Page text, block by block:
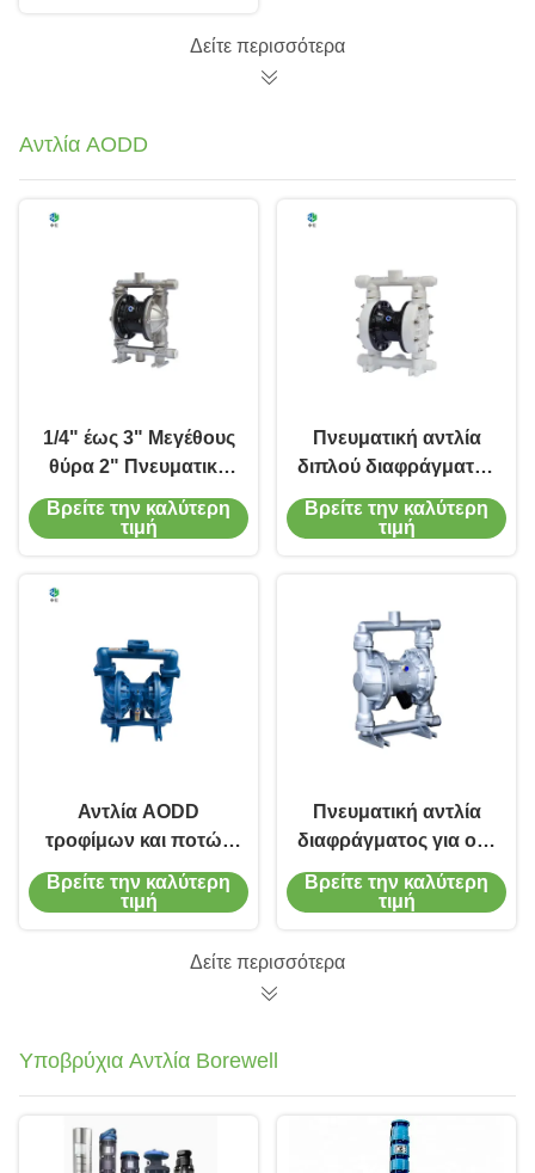
κίνηση αντλία σεΔείτε περισσότερα
Αντλία AODD
1/4" έως 3" Μεγέθους
θύρα 2" Πνευματική
διπλή αντλία
διαφράγματος με
Βρείτε την καλύτερη
τιμή
Πνευματική αντλία
διπλού διαφράγματος
υψηλής απόδοσης
ταχύτητας με PVDF
Βρείτε την καλύτερη
τιμή
Αντλία AODD
τροφίμων και ποτών
με ρυθμό ροής από
0,1 έως 400 GPM και
Βρείτε την καλύτερη
τιμή
Πνευματική αντλία
διαφράγματος για οξύ
αιθανόλη, υλικό
διπλού διαφράγματος
Βρείτε την καλύτερη
τιμή
Δείτε περισσότερα
Υποβρύχια Αντλία Borewell